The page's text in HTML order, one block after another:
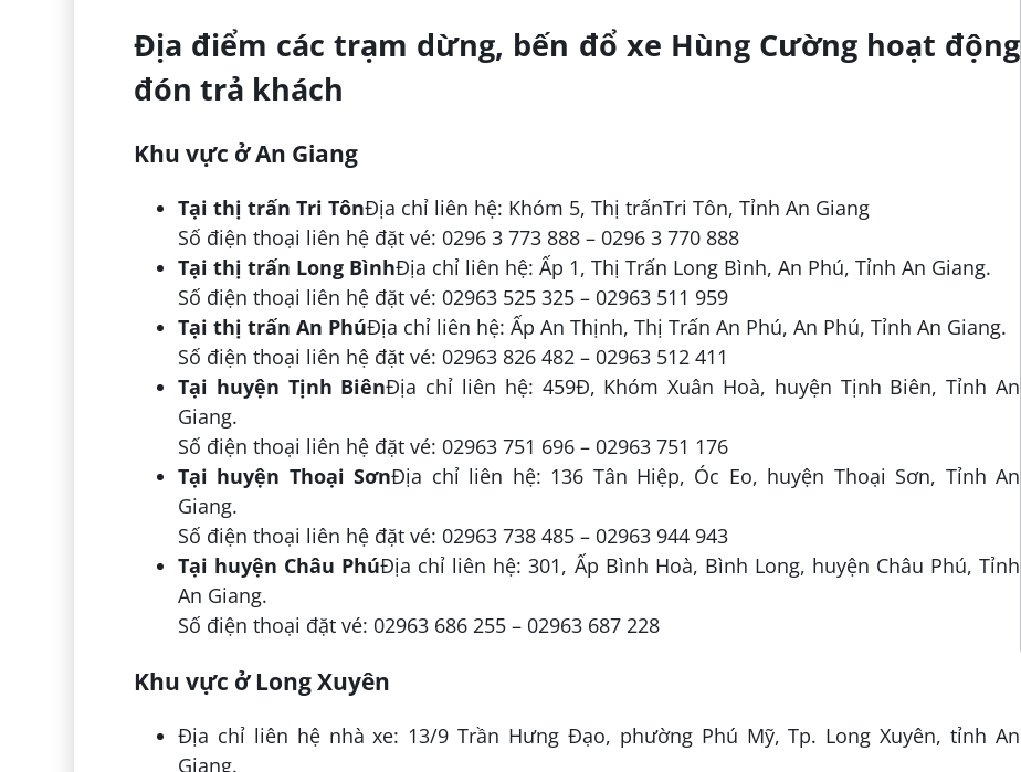
Địa điểm các trạm dừng, bến đổ xe Hùng Cường hoạt động
đón trả khách
Khu vực ở An Giang
Tại thị trấn Tri TônĐịa chỉ liên hệ: Khóm 5, Thị trấnTri Tôn, Tỉnh An Giang
Số điện thoại liên hệ đặt vé: 0296 3 773 888 – 0296 3 770 888
Tại thị trấn Long BìnhĐịa chỉ liên hệ: Ấp 1, Thị Trấn Long Bình, An Phú, Tỉnh An Giang.
Số điện thoại liên hệ đặt vé: 02963 525 325 – 02963 511 959
Tại thị trấn An PhúĐịa chỉ liên hệ: Ấp An Thịnh, Thị Trấn An Phú, An Phú, Tỉnh An Giang.
Số điện thoại liên hệ đặt vé: 02963 826 482 – 02963 512 411
Tại huyện Tịnh BiênĐịa chỉ liên hệ: 459Đ, Khóm Xuân Hoà, huyện Tịnh Biên, Tỉnh An
Giang.
Số điện thoại liên hệ đặt vé: 02963 751 696 – 02963 751 176
Tại huyện Thoại SơnĐịa chỉ liên hệ: 136 Tân Hiệp, Óc Eo, huyện Thoại Sơn, Tỉnh An
Giang.
Số điện thoại liên hệ đặt vé: 02963 738 485 – 02963 944 943
Tại huyện Châu PhúĐịa chỉ liên hệ: 301, Ấp Bình Hoà, Bình Long, huyện Châu Phú, Tỉnh
An Giang.
Số điện thoại đặt vé: 02963 686 255 – 02963 687 228
Khu vực ở Long Xuyên
Địa chỉ liên hệ nhà xe: 13/9 Trần Hưng Đạo, phường Phú Mỹ, Tp. Long Xuyên, tỉnh An
Giang.